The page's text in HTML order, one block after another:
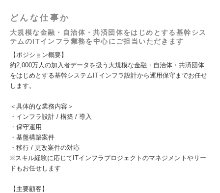
どんな仕事か
大規模な金融・自治体・共済団体をはじめとする基幹シス
テムのITインフラ業務を中心にご担当いただきます
【ポジション概要】
約2,000万人の加入者データを扱う大規模な金融・自治体・共済団体
をはじめとする基幹システムITインフラ設計から運用保守までお任せ
します。
＜具体的な業務内容＞
・インフラ設計 / 構築 / 導入
・保守運用
・基盤構築案件
・移行 / 更改案件の対応
※スキル経験に応じてITインフラプロジェクトのマネジメントやリー
ドもお任せします
【主要顧客】